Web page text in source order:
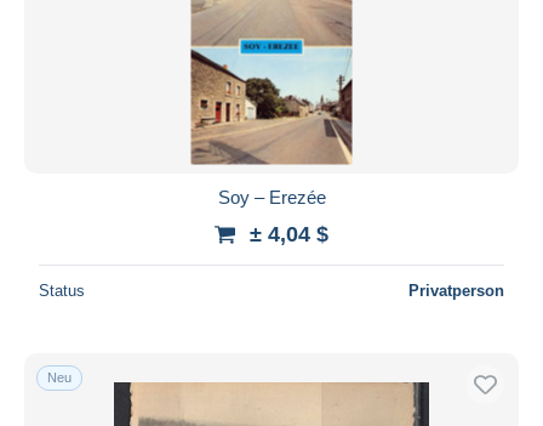
Soy – Erezée
± 4,04 $
Status Privatperson
Neu